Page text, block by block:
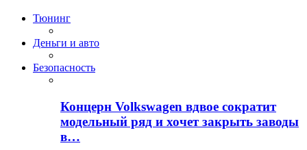
Тюнинг
Деньги и авто
Безопасность
Концерн Volkswagen вдвое сократит
модельный ряд и хочет закрыть заводы
в…